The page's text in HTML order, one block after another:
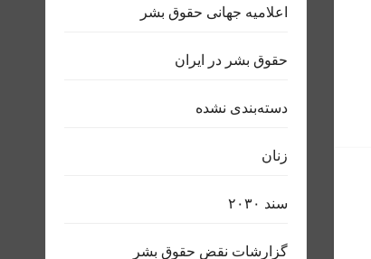
اعلاميه جهانی حقوق بشر
حقوق بشر در ایران
دسته‌بندی نشده
زنان
سند ٢٠٣٠
گزارشات نقض حقوق بشر